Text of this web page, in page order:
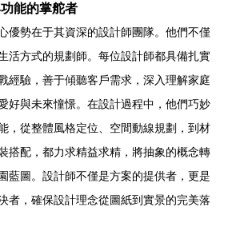
能的掌舵者
優勢在于其資深的設計師團隊。他們不僅
活方式的規劃師。每位設計師都具備扎實
經驗，善于傾聽客戶需求，深入理解家庭
好與未來憧憬。在設計過程中，他們巧妙
，從整體風格定位、空間動線規劃，到材
搭配，都力求精益求精，將抽象的概念轉
藍圖。設計師不僅是方案的提供者，更是
者，確保設計理念從圖紙到實景的完美落